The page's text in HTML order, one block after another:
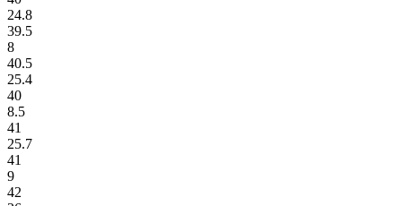
24.8
39.5
8
40.5
25.4
40
8.5
41
25.7
41
9
42